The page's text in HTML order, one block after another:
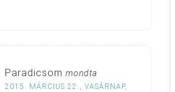
Paradicsom mondta
2015. MÁRCIUS 22., VASÁRNAP,